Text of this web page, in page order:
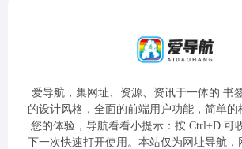
爱导航，集网址、资源、资讯于一体的 书
的设计风格，全面的前端用户功能，简单的
您的体验，导航看看小提示：按 Ctrl+D 可
下一次快速打开使用。本站仅为网址导航，